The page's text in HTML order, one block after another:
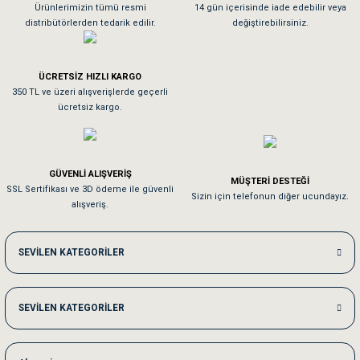
As**** Tu******
Tavşanım kafesinin kalitesine ve paketlemesine bayıldım
Sa**** On******
Kedilerim beğeniyorlar. Memnunuz. Uygun fiyatta olması iyi.
Me***** Ya******
Akşam verdiğim sipariş bir sonraki gün elime ulaştı. Jack russell köpeğim
Ka***** Ar******
Ürünlerimizin tümü resmi
distribütörlerden tedarik edilir.
14 gün içerisinde iade edebilir veya
değiştirebilirsiniz.
ÜCRETSİZ HIZLI KARGO
350 TL ve üzeri alışverişlerde geçerli
ücretsiz kargo.
GÜVENLİ ALIŞVERİŞ
SSL Sertifikası ve 3D ödeme ile güvenli
alışveriş.
MÜŞTERİ DESTEĞİ
Sizin için telefonun diğer ucundayız.
SEVİLEN KATEGORİLER
SEVİLEN KATEGORİLER